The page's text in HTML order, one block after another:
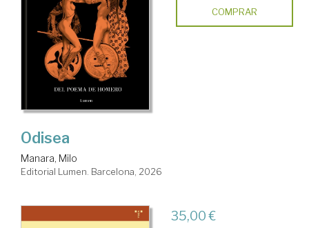
COMPRAR
Odisea
Manara, Milo
Editorial Lumen. Barcelona, 2026
35,00 €